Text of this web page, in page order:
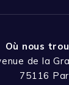
Où nous
de la
75116